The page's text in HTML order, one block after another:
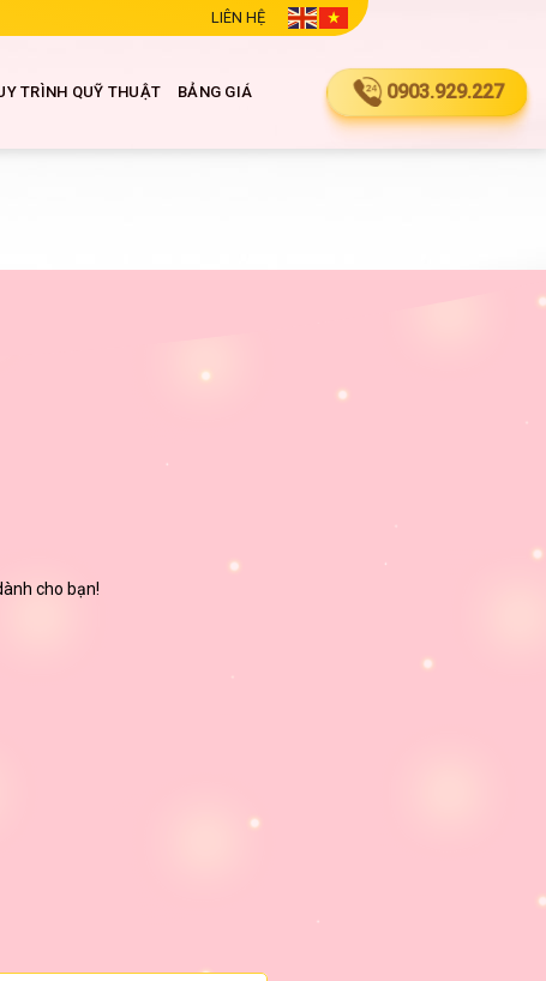
LIÊN HỆ
TRÌNH QUỸ THUẬT BẢNG GIÁ 0903.929.227
cho bạn!